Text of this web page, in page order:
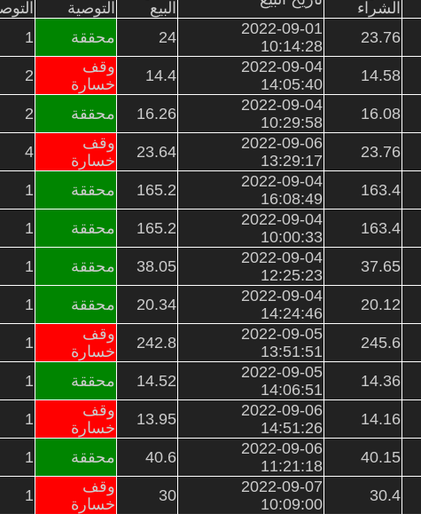
الشراء
البيع
التوصية
23.76
2022-09-01
10:14:28
24 محققة 1
14.58
2022-09-04
14:05:40
14.4
وقف
خسارة
2
16.08
2022-09-04
10:29:58
16.26 محققة 2
23.76
2022-09-06
13:29:17
23.64
وقف
خسارة
4
163.4
2022-09-04
16:08:49
165.2 محققة 1
163.4
2022-09-04
10:00:33
165.2 محققة 1
37.65
2022-09-04
12:25:23
38.05 محققة 1
20.12
2022-09-04
14:24:46
20.34 محققة 1
245.6
2022-09-05
13:51:51
242.8
وقف
خسارة
1
14.36
2022-09-05
14:06:51
14.52 محققة 1
14.16
2022-09-06
14:51:26
13.95
وقف
خسارة
1
40.15
2022-09-06
11:21:18
40.6 محققة 1
30.4
2022-09-07
10:09:00
30
وقف
خسارة
1